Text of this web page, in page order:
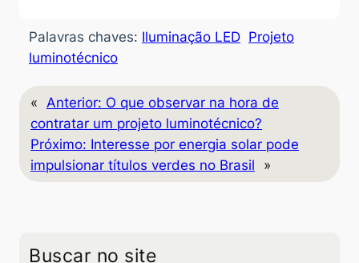
Palavras chaves: Iluminação LED Projeto
luminotécnico
« Anterior: O que observar na hora de
contratar um projeto luminotécnico?
Próximo: Interesse por energia solar pode
impulsionar títulos verdes no Brasil
»
Buscar no site